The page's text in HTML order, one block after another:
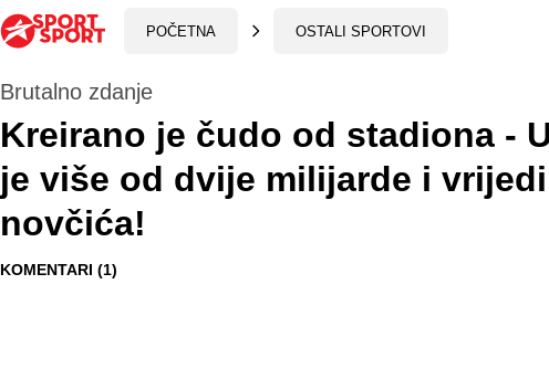
POČETNA OSTALI SPORTOVI
Brutalno zdanje
Kreirano je čudo od stadiona -
je više od dvije milijarde i
novčića!
KOMENTARI (1)